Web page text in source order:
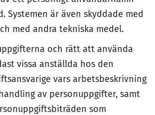
Systemen är även skyddade med
med andra tekniska medel.
och rätt att använda
vissa anställda hos den
vars arbetsbeskrivning
av personuppgifter, samt
som